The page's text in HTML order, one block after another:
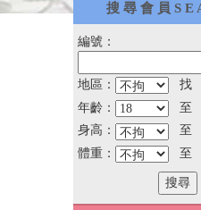
搜 尋 會 員 S E
編號：
地區： 找
年齡：
至
身高：
至
體重：
至